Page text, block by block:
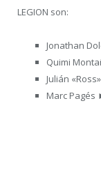
LEGION son:
Jonathan
Quimi
Julián
Marc Pagés